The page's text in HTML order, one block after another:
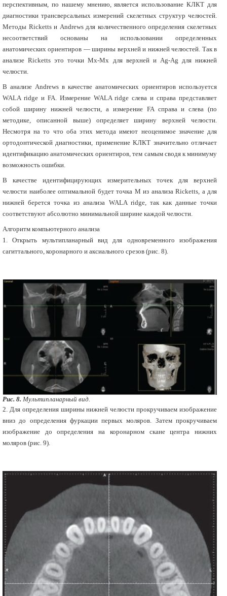
перспективным, по нашему мнению, является использование КЛКТ для
диагностики трансверсальных измерений скелетных структур челюстей.
Методы Ricketts и Andrews для количественного определения скелетных
несоответствий основаны на использовании определенных
анатомических ориентиров — ширины верхней и нижней челюстей. Так в
анализе Ricketts это точки Mx-Mx для верхней и Ag-Ag для нижней
челюсти.
В анализе Andrews в качестве анатомических ориентиров используется
WALA ridge и FA. Измерение WALA ridge слева и справа представляет
собой ширину нижней челюсти, а измерение FA справа и слева (по
методике, описанной выше) определяет ширину верхней челюсти.
Несмотря на то что оба этих метода имеют неоценимое значение для
ортодонтической диагностики, применение КЛКТ значительно отличает
идентификацию анатомических ориентиров, тем самым сводя к минимуму
возможность ошибки.
В качестве идентифицирующих измерительных точек для верхней
челюсти наиболее оптимальной будет точка М из анализа Ricketts, а для
нижней берется точка из анализа WALA ridge, так как данные точки
соответствуют абсолютно минимальной ширине каждой челюсти.
Алгоритм компьютерного анализа
1. Открыть мультипланарный вид для одновременного изображения
сагиттального, коронарного и аксиального срезов (рис. 8).
Рис. 8. Мультипланарный вид.
2. Для определения ширины нижней челюсти прокручиваем изображение
вниз до определения фуркации первых моляров. Затем прокручиваем
изображение до определения на коронарном скане центра нижних
моляров (рис. 9).